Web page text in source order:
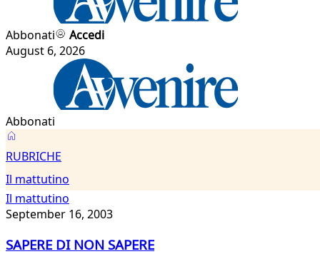
Abbonati
Accedi
August 6, 2026
Abbonati
Il
mattutino
RUBRICHE
Il mattutino
Il mattutino
September 16, 2003
SAPERE DI NON SAPERE